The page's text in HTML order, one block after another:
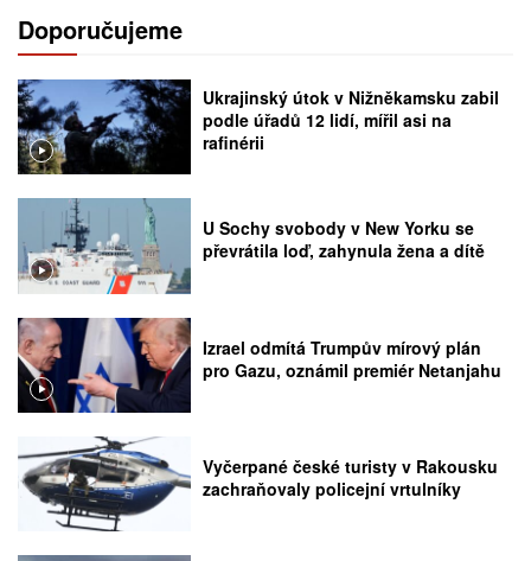
Doporučujeme
Ukrajinský útok v Nižněkamsku zabil
podle úřadů 12 lidí, mířil asi na
rafinérii
U Sochy svobody v New Yorku se
převrátila loď, zahynula žena a dítě
Izrael odmítá Trumpův mírový plán
pro Gazu, oznámil premiér Netanjahu
Vyčerpané české turisty v Rakousku
zachraňovaly policejní vrtulníky